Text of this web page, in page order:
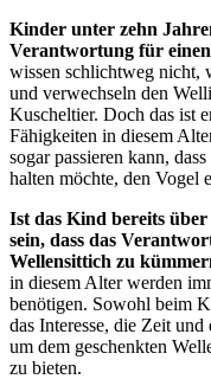
Kinder unter zehn
Verantwortung für
wissen schlichtweg nicht,
und verwechseln den
Kuscheltier. Doch das ist
Fähigkeiten in diesem
sogar passieren kann,
halten möchte, den Vogel
Ist das Kind bereits über
sein, dass das
Wellensittich zu
in diesem Alter werden
benötigen. Sowohl beim
das Interesse, die Zeit
um dem geschenkten
zu bieten.